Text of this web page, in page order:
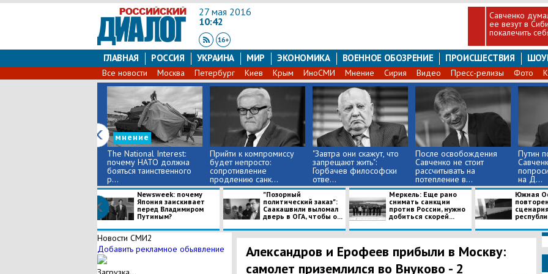
27 мая 2016
10:42
Савченко
ее везут в
покалечить
ГЛАВНАЯ РОССИЯ УКРАИНА МИР ЭКОНОМИКА ВОЕННОЕ ОБОЗРЕНИЕ ПРОИСШЕСТВИЯ
Все новости Москва Петербург Киев Крым ИноСМИ Мнение Сирия Видео Пресс-релизы Фото
мнение
The National Interest:
почему НАТО должна
бояться таинственного
р...
Прийти к компромиссу
будет непросто:
сопротивление
продлению санк...
"Завтра они скажут, что
запрещают жить":
Горбачев философски
отве...
После освобождения
Савченко не стоит
рассчитывать на
потепление в...
Путин
на Д...
Newsweek: почему
Япония заискивает
перед Владимиром
Путиным?
"Позорный
политический заказ":
Саакашвили выломал
дверь в ОГА, чтобы о...
Меркель: Еще рано
снимать санкции
против России, нужно
добиться скорей...
Южная
Новости СМИ2
Добавить рекламное обьявление
Александров и Ерофеев прибыли в Москву:
самолет приземлился во Внуково - 2